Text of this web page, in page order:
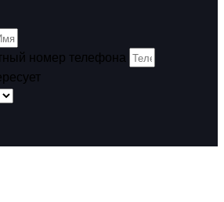
номер телефона